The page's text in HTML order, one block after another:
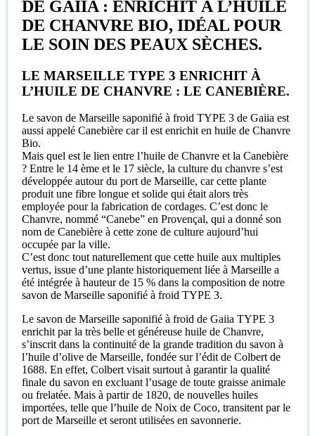
DE GAIIA : ENRICHIT À L’HUILE
DE CHANVRE BIO, IDÉAL POUR
LE SOIN DES PEAUX SÈCHES.
LE MARSEILLE TYPE 3 ENRICHIT À
L’HUILE DE CHANVRE : LE CANEBIÈRE.
Le savon de Marseille saponifié à froid TYPE 3 de Gaiia est
aussi appelé Canebière car il est enrichit en huile de Chanvre
Bio.
Mais quel est le lien entre l’huile de Chanvre et la Canebière
? Entre le 14 ème et le 17 siècle, la culture du chanvre s’est
développée autour du port de Marseille, car cette plante
produit une fibre longue et solide qui était alors très
employée pour la fabrication de cordages. C’est donc le
Chanvre, nommé “Canebe” en Provençal, qui a donné son
nom de Canebière à cette zone de culture aujourd’hui
occupée par la ville.
C’est donc tout naturellement que cette huile aux multiples
vertus, issue d’une plante historiquement liée à Marseille a
été intégrée à hauteur de 15 % dans la composition de notre
savon de Marseille saponifié à froid TYPE 3.
Le savon de Marseille saponifié à froid de Gaiia TYPE 3
enrichit par la très belle et généreuse huile de Chanvre,
s’inscrit dans la continuité de la grande tradition du savon à
l’huile d’olive de Marseille, fondée sur l’édit de Colbert de
1688. En effet, Colbert visait surtout à garantir la qualité
finale du savon en excluant l’usage de toute graisse animale
ou frelatée. Mais à partir de 1820, de nouvelles huiles
importées, telle que l’huile de Noix de Coco, transitent par le
port de Marseille et seront utilisées en savonnerie.